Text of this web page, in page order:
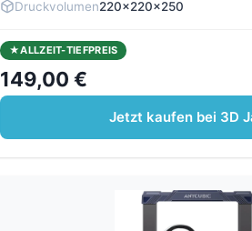
Druckvolumen220x220x250
ALLZEIT-TIEFPREIS
149,00 €
Jetzt kaufen bei 3D